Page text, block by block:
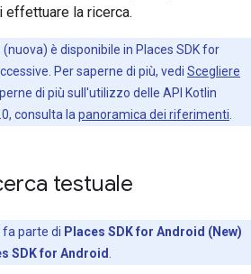
effettuare la ricerca.
(nuova) è disponibile in Places SDK for
Per saperne di più, vedi Scegliere
di più sull'utilizzo delle API Kotlin
consulta la panoramica dei riferimenti
testuale
fa parte di Places SDK for Android (New)
SDK for Android